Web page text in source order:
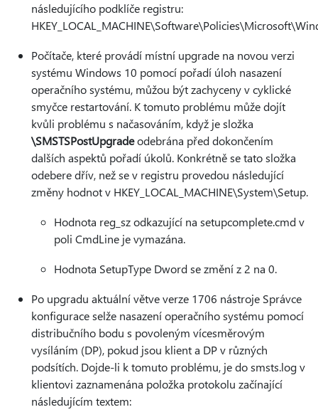
následujícího podklíče registru:
Počítače, které provádí místní upgrade na novou verzi
systému Windows 10 pomocí pořadí úloh nasazení
operačního systému, můžou být zachyceny v cyklické
smyčce restartování. K tomuto problému může dojít
kvůli problému s načasováním, když je složka
\SMSTSPostUpgradeodebrána před dokončením
dalších aspektů pořadí úkolů. Konkrétně se tato složka
odebere dřív, než se v registru provedou následující
změny hodnot v HKEY_LOCAL_MACHINE\System\Setup.
Hodnota reg_sz odkazující na setupcomplete.cmd v
poli CmdLine je vymazána.
Hodnota SetupType Dword se změní z 2 na 0.
Po upgradu aktuální větve verze 1706 nástroje Správce
konfigurace selže nasazení operačního systému pomocí
distribučního bodu s povoleným vícesměrovým
vysíláním (DP), pokud jsou klient a DP v různých
podsítích. Dojde-li k tomuto problému, je do smsts.log v
klientovi zaznamenána položka protokolu začínající
následujícím textem: